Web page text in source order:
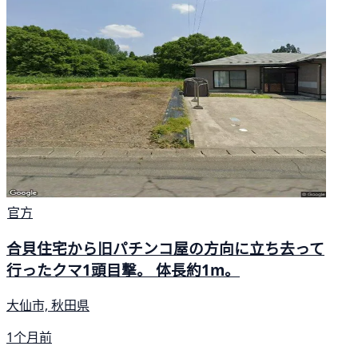
官方
合貝住宅から旧パチンコ屋の方向に立ち去って
行ったクマ1頭目撃。 体長約1m。
大仙市, 秋田県
1个月前